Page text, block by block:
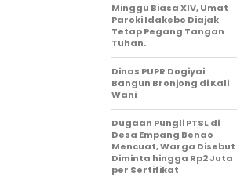
Minggu Biasa XIV, Umat
Paroki Idakebo Diajak
Tetap Pegang Tangan
Tuhan.
Dinas PUPR Dogiyai
Bangun Bronjong di Kali
Wani
Dugaan Pungli PTSL di
Desa Empang Benao
Mencuat, Warga Disebut
Diminta hingga Rp2 Juta
per Sertifikat